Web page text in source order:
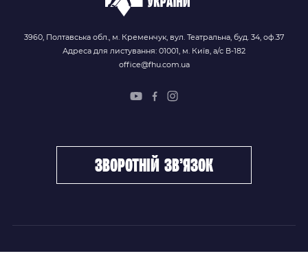
3960, Полтавська обл., м. Кременчук, вул. Театральна, буд. 34, оф.37
Адреса для листування: 01001, м. Київ, а/с В-182
office@fhu.com.ua
зворотній зв’язок